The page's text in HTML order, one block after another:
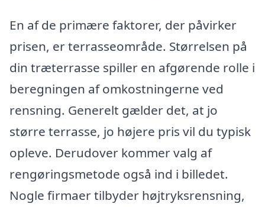
En af de primære faktorer, der påvirker
prisen, er terrasseområde. Størrelsen på
din træterrasse spiller en afgørende rolle i
beregningen af omkostningerne ved
rensning. Generelt gælder det, at jo
større terrasse, jo højere pris vil du typisk
opleve. Derudover kommer valg af
rengøringsmetode også ind i billedet.
Nogle firmaer tilbyder højtryksrensning,